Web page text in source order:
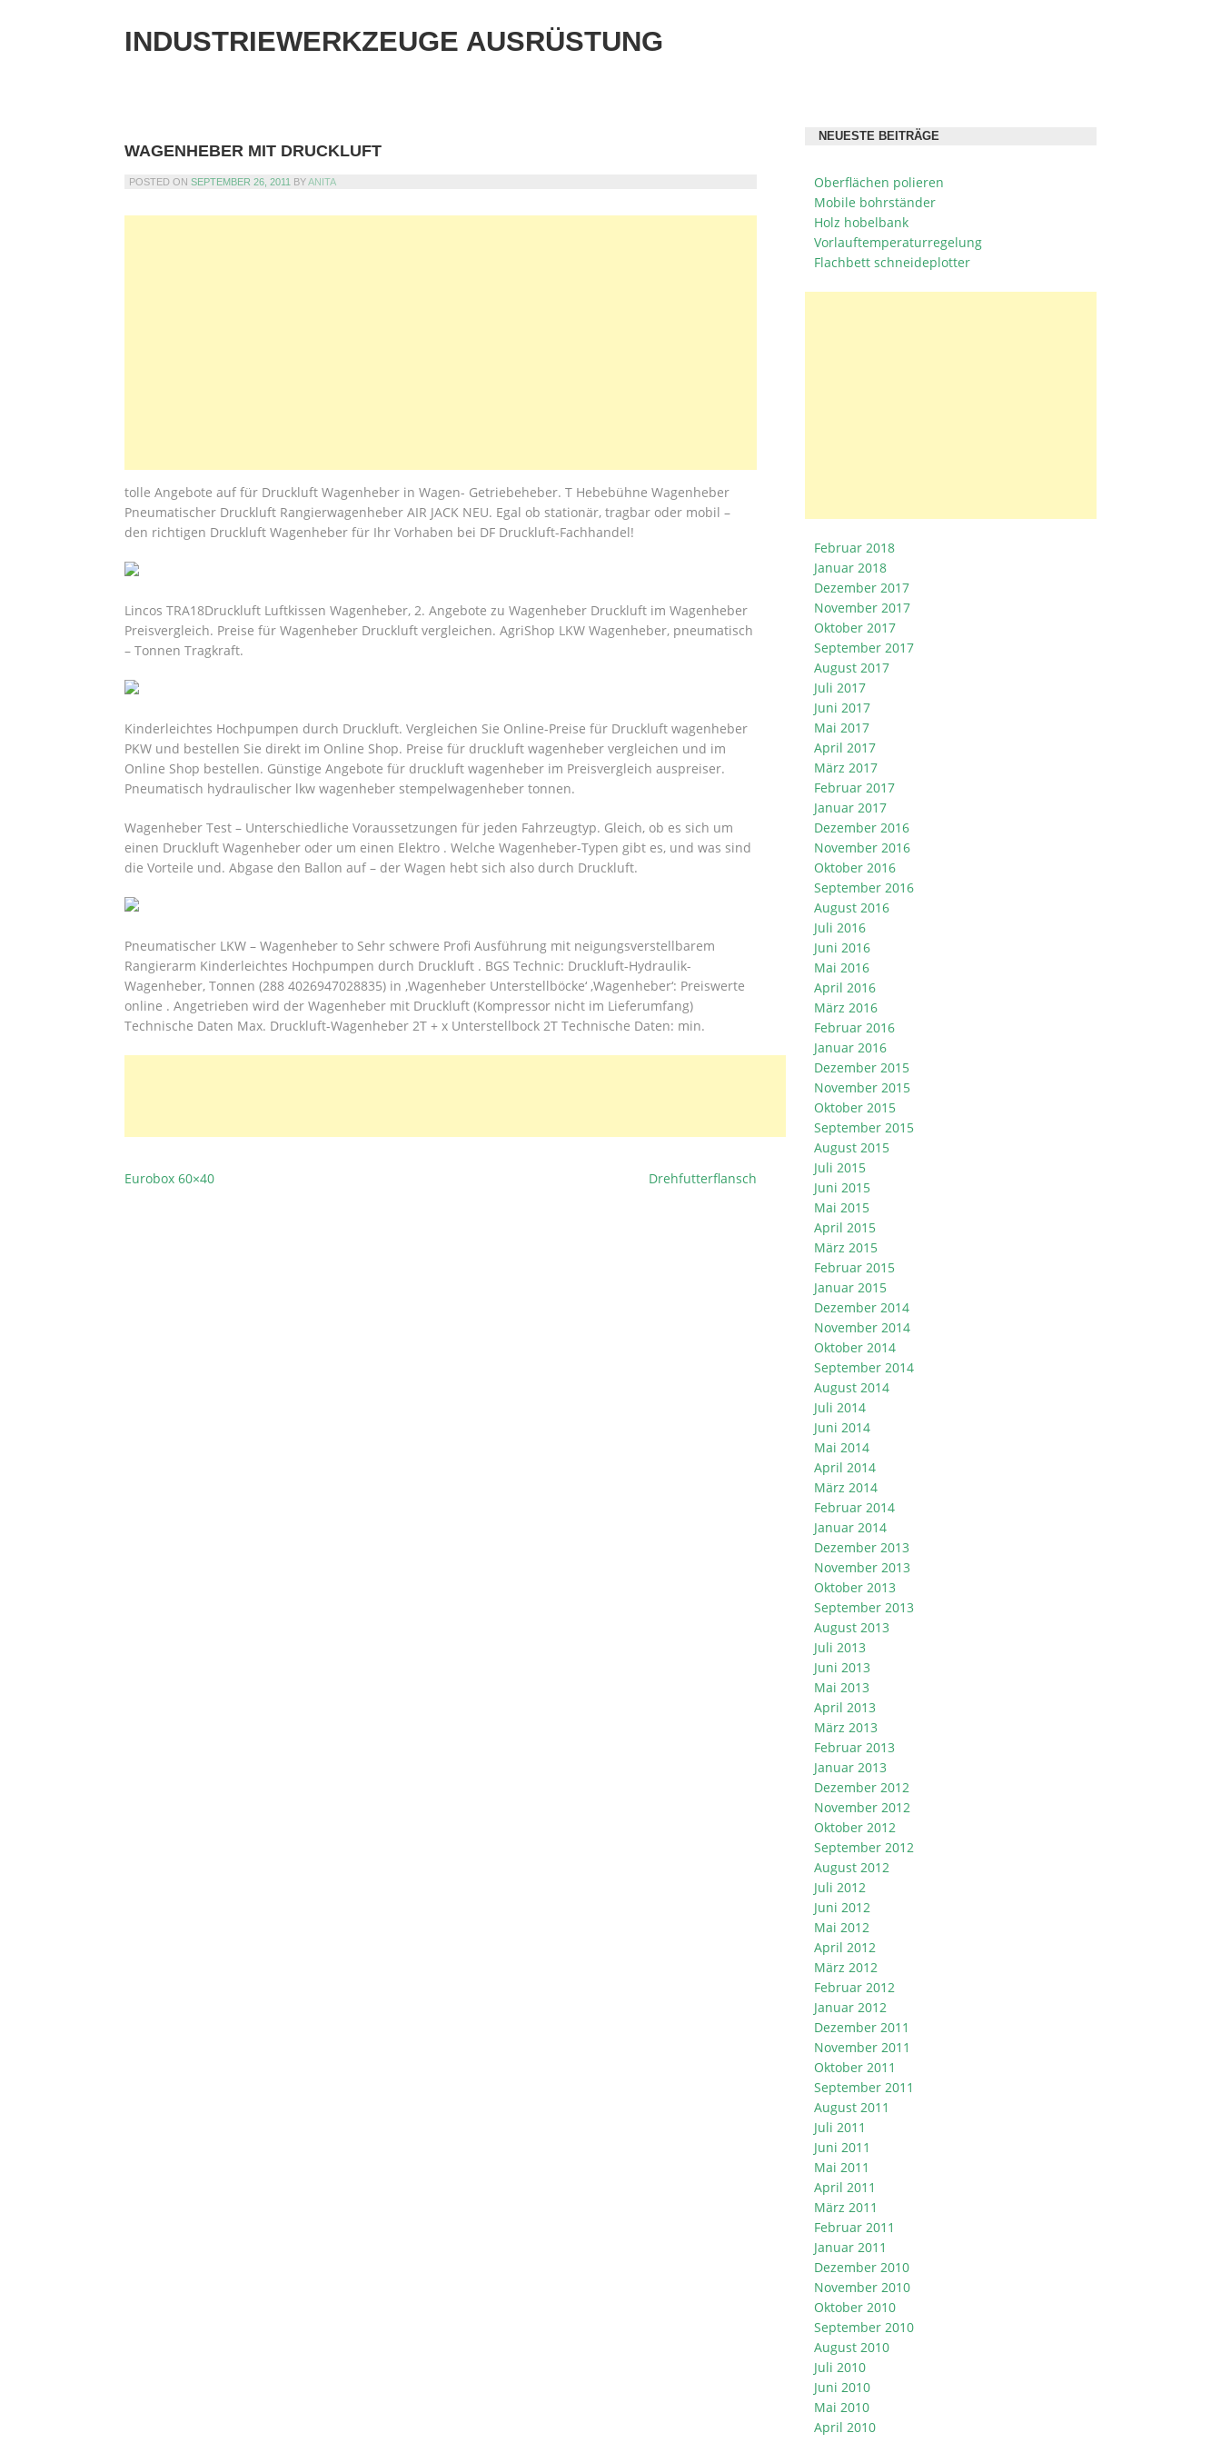
INDUSTRIEWERKZEUGE AUSRÜSTUNG
WAGENHEBER MIT DRUCKLUFT
POSTED ON SEPTEMBER 26, 2011 BYANITA
tolle Angebote auf für Druckluft Wagenheber in Wagen- Getriebeheber. T Hebebühne Wagenheber
Pneumatischer Druckluft Rangierwagenheber AIR JACK NEU. Egal ob stationär, tragbar oder mobil –
den richtigen Druckluft Wagenheber für Ihr Vorhaben bei DF Druckluft-Fachhandel!
Lincos TRA18Druckluft Luftkissen Wagenheber, 2. Angebote zu Wagenheber Druckluft im Wagenheber
Preisvergleich. Preise für Wagenheber Druckluft vergleichen. AgriShop LKW Wagenheber, pneumatisch
– Tonnen Tragkraft.
Kinderleichtes Hochpumpen durch Druckluft. Vergleichen Sie Online-Preise für Druckluft wagenheber
PKW und bestellen Sie direkt im Online Shop. Preise für druckluft wagenheber vergleichen und im
Online Shop bestellen. Günstige Angebote für druckluft wagenheber im Preisvergleich auspreiser.
Pneumatisch hydraulischer lkw wagenheber stempelwagenheber tonnen.
Wagenheber Test – Unterschiedliche Voraussetzungen für jeden Fahrzeugtyp. Gleich, ob es sich um
einen Druckluft Wagenheber oder um einen Elektro . Welche Wagenheber-Typen gibt es, und was sind
die Vorteile und. Abgase den Ballon auf – der Wagen hebt sich also durch Druckluft.
Pneumatischer LKW – Wagenheber to Sehr schwere Profi Ausführung mit neigungsverstellbarem
Rangierarm Kinderleichtes Hochpumpen durch Druckluft . BGS Technic: Druckluft-Hydraulik-
Wagenheber, Tonnen (288 4026947028835) in ‚Wagenheber Unterstellböcke‘ ‚Wagenheber‘: Preiswerte
online . Angetrieben wird der Wagenheber mit Druckluft (Kompressor nicht im Lieferumfang)
Technische Daten Max. Druckluft-Wagenheber 2T + x Unterstellbock 2T Technische Daten: min.
BEITRAGSNAVIGATION
Eurobox 60×40 Drehfutterflansch
NEUESTE BEITRÄGE
Oberflächen polieren
Mobile bohrständer
Holz hobelbank
Vorlauftemperaturregelung
Flachbett schneideplotter
Februar 2018
Januar 2018
Dezember 2017
November 2017
Oktober 2017
September 2017
August 2017
Juli 2017
Juni 2017
Mai 2017
April 2017
März 2017
Februar 2017
Januar 2017
Dezember 2016
November 2016
Oktober 2016
September 2016
August 2016
Juli 2016
Juni 2016
Mai 2016
April 2016
März 2016
Februar 2016
Januar 2016
Dezember 2015
November 2015
Oktober 2015
September 2015
August 2015
Juli 2015
Juni 2015
Mai 2015
April 2015
März 2015
Februar 2015
Januar 2015
Dezember 2014
November 2014
Oktober 2014
September 2014
August 2014
Juli 2014
Juni 2014
Mai 2014
April 2014
März 2014
Februar 2014
Januar 2014
Dezember 2013
November 2013
Oktober 2013
September 2013
August 2013
Juli 2013
Juni 2013
Mai 2013
April 2013
März 2013
Februar 2013
Januar 2013
Dezember 2012
November 2012
Oktober 2012
September 2012
August 2012
Juli 2012
Juni 2012
Mai 2012
April 2012
März 2012
Februar 2012
Januar 2012
Dezember 2011
November 2011
Oktober 2011
September 2011
August 2011
Juli 2011
Juni 2011
Mai 2011
April 2011
März 2011
Februar 2011
Januar 2011
Dezember 2010
November 2010
Oktober 2010
September 2010
August 2010
Juli 2010
Juni 2010
Mai 2010
April 2010